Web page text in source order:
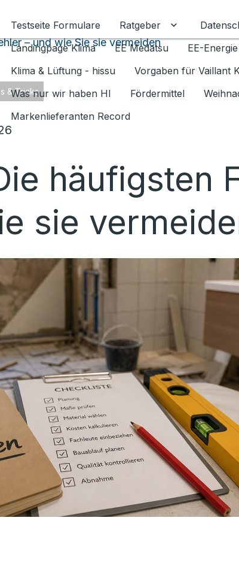
Testseite Formulare
Ratgeber Untermenü
Landingpage Klima
EE Medatsu EE-
Klima & Lüftung - hissu
Vorgaben für Vaillant
Was nur wir haben HI
Fördermittel
Markenlieferanten Record
– und wie Sie sie vermeiden
& Tricks
häufigsten
sie